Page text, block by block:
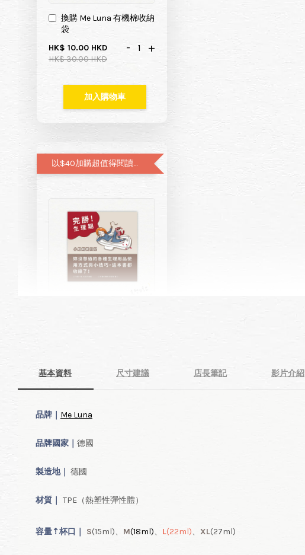
換購 Me Luna 有機棉收納
袋
HK$ 10.00 HKD
HK$ 30.00 HKD
- +
加入購物車
以$40加購超值得閱讀的月經圖文書—小月飼養日記
基本資料 尺寸建議 店長筆記 影片介紹
品牌｜ Me Luna
品牌國家｜ 德國
製造地｜ 德國
材質｜ TPE（熱塑性彈性體）
容量⇡杯口｜ S(15ml)、 M(18ml)、 L(22ml)、 XL(27ml)